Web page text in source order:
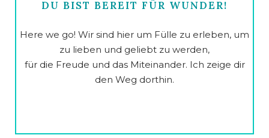
DU BIST BEREIT FÜR WUNDER!
Here we go! Wir sind hier um Fülle zu erleben, um
zu lieben und geliebt zu werden,
für die Freude und das Miteinander. Ich zeige dir
den Weg dorthin.